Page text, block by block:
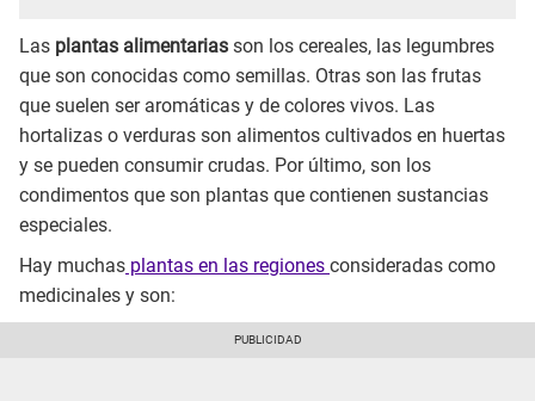
Las plantas alimentarias son los cereales, las legumbres
que son conocidas como semillas. Otras son las frutas
que suelen ser aromáticas y de colores vivos. Las
hortalizas o verduras son alimentos cultivados en huertas
y se pueden consumir crudas. Por último, son los
condimentos que son plantas que contienen sustancias
especiales.
Hay muchas plantas en las regiones consideradas como
medicinales y son: